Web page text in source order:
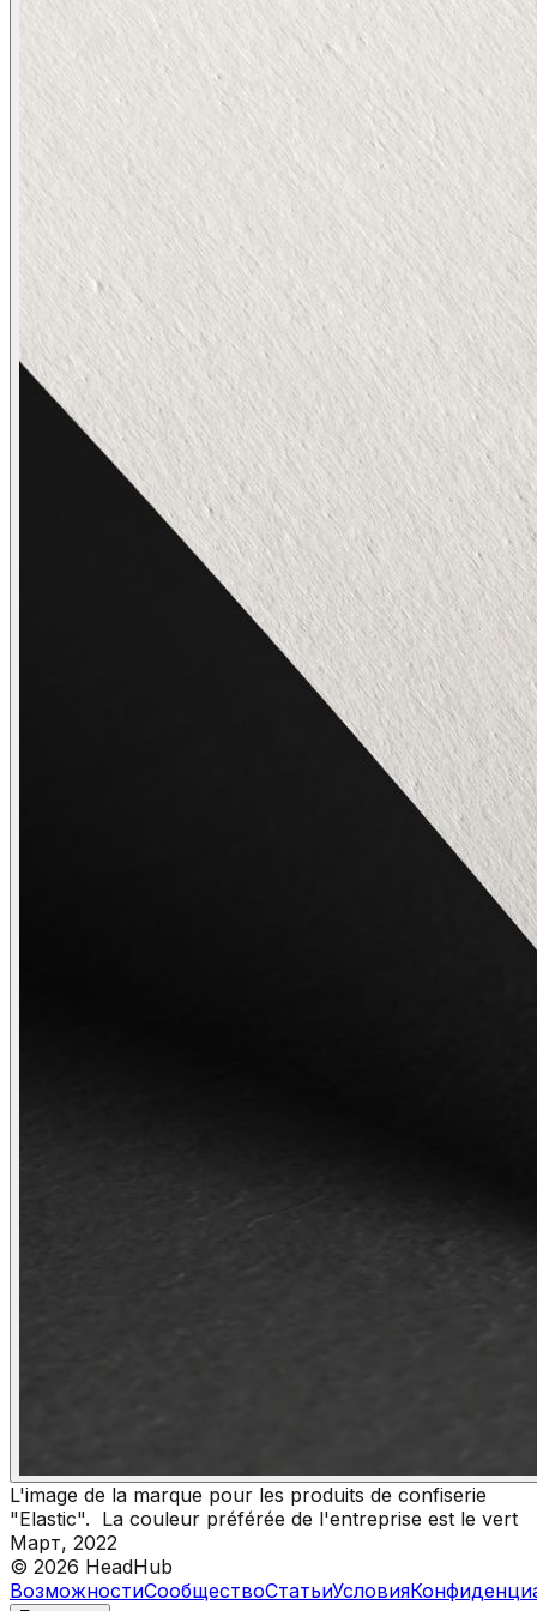
L'image de la marque pour les produits de confiserie
"Elastic". La couleur préférée de l'entreprise est le vert
Март, 2022
© 2026 HeadHub
ВозможностиСообществоСтатьиУсловия